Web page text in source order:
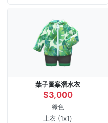
葉子圖案潛水衣
$3,000
綠色
上衣 (1x1)